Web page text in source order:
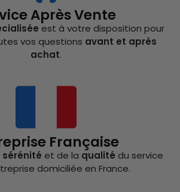
Après Vente
est à votre disposition pour
vos questions avant et après
achat.
Française
sérénité et de la qualité du service
domiciliée en France.